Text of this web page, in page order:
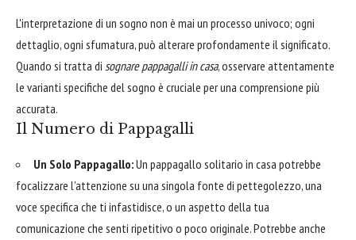
L'interpretazione di un sogno non è mai un processo univoco; ogni
dettaglio, ogni sfumatura, può alterare profondamente il significato.
Quando si tratta di sognare pappagalli in casa, osservare attentamente
le varianti specifiche del sogno è cruciale per una comprensione più
accurata.
Il Numero di Pappagalli
Un Solo Pappagallo:Un pappagallo solitario in casa potrebbe
focalizzare l'attenzione su una singola fonte di pettegolezzo, una
voce specifica che ti infastidisce, o un aspetto della tua
comunicazione che senti ripetitivo o poco originale. Potrebbe anche